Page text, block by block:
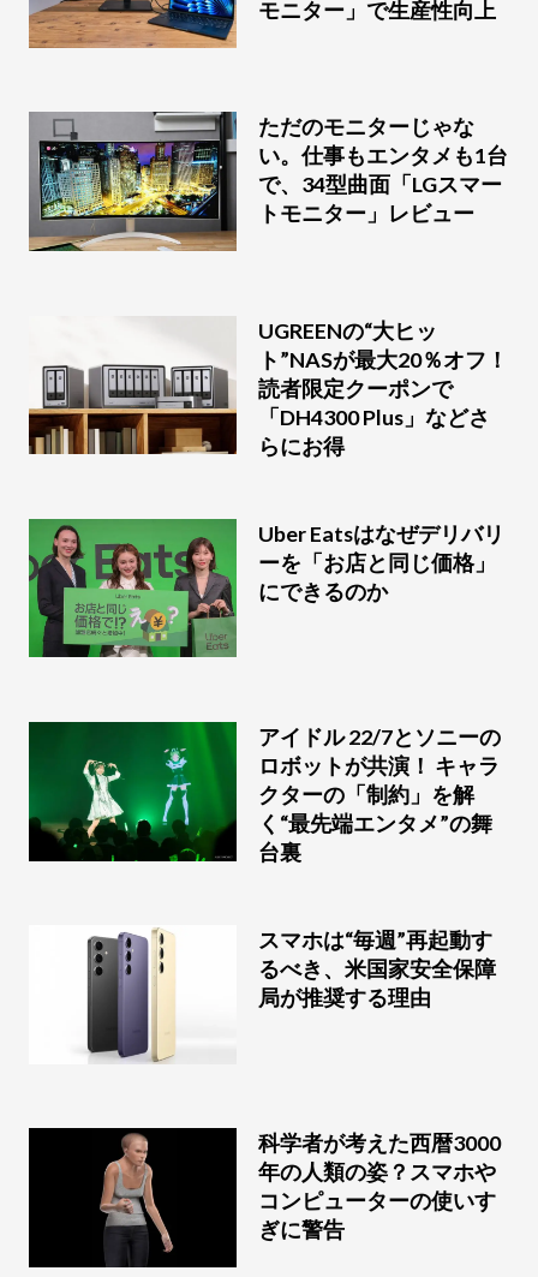
モニター」で生産性向上
ただのモニターじゃな
い。仕事もエンタメも1台
で、34型曲面「LGスマー
トモニター」レビュー
UGREENの“大ヒッ
ト”NASが最大20％オフ！
読者限定クーポンで
「DH4300 Plus」などさ
らにお得
Uber Eatsはなぜデリバリ
ーを「お店と同じ価格」
にできるのか
アイドル 22/7とソニーの
ロボットが共演！ キャラ
クターの「制約」を解
く“最先端エンタメ”の舞
台裏
スマホは“毎週”再起動す
るべき、米国家安全保障
局が推奨する理由
科学者が考えた西暦3000
年の人類の姿？スマホや
コンピューターの使いす
ぎに警告